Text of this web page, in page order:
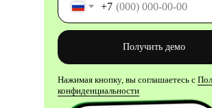
+7
Получить демо
Нажимая кнопку, вы соглашаетесь с
конфиденциальности